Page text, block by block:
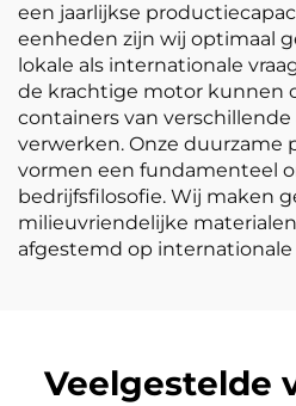
een jaarlijkse
eenheden zijn wij optimaal
lokale als internationale
de krachtige motor kunnen
containers van
verwerken. Onze duurzame
vormen een fundamenteel
bedrijfsfilosofie. Wij maken
milieuvriendelijke
afgestemd op
Veelgestelde